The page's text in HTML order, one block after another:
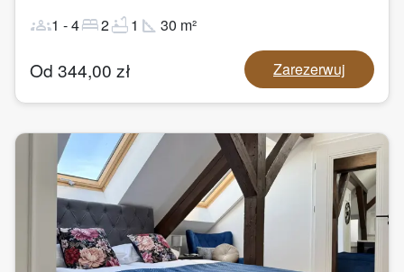
groups1 -4bed2bathtub1 square_foot 30 m²
Od 344,00 zł Zarezerwuj